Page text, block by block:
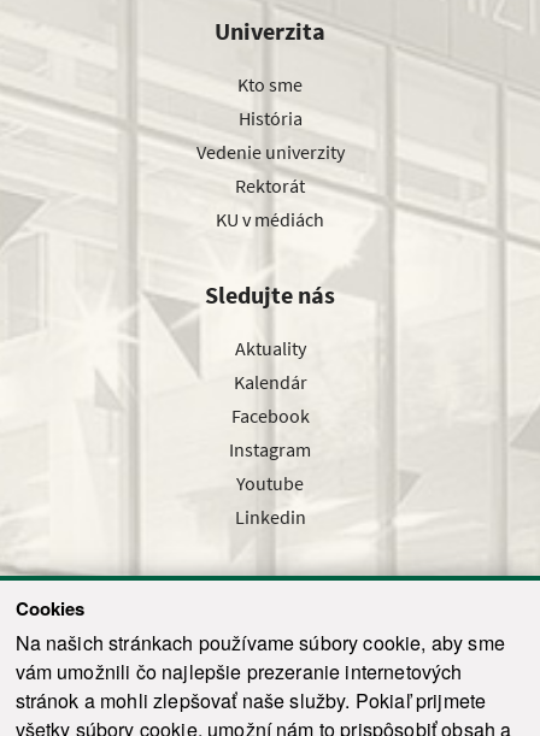
Cookies
Na našich stránkach používame súbory cookie, aby sme
vám umožnili čo najlepšie prezeranie internetových
stránok a mohli zlepšovať naše služby. Pokiaľ prijmete
všetky súbory cookie, umožní nám to prispôsobiť obsah a
Univerzita
Kto sme
História
Vedenie univerzity
Rektorát
KU v médiách
Sledujte nás
Aktuality
Kalendár
Facebook
Instagram
Youtube
Linkedin